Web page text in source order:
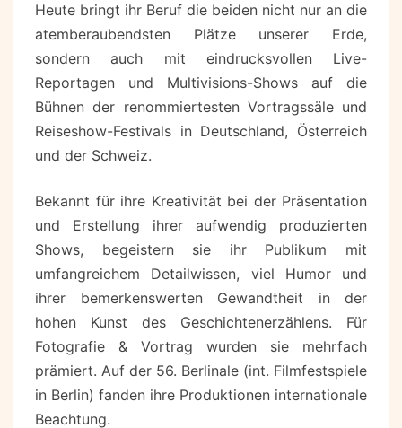
Heute bringt ihr Beruf die beiden nicht nur an die
atemberaubendsten Plätze unserer Erde,
sondern auch mit eindrucksvollen Live-
Reportagen und Multivisions-Shows auf die
Bühnen der renommiertesten Vortragssäle und
Reiseshow-Festivals in Deutschland, Österreich
und der Schweiz.
Bekannt für ihre Kreativität bei der Präsentation
und Erstellung ihrer aufwendig produzierten
Shows, begeistern sie ihr Publikum mit
umfangreichem Detailwissen, viel Humor und
ihrer bemerkenswerten Gewandtheit in der
hohen Kunst des Geschichtenerzählens. Für
Fotografie & Vortrag wurden sie mehrfach
prämiert. Auf der 56. Berlinale (int. Filmfestspiele
in Berlin) fanden ihre Produktionen internationale
Beachtung.